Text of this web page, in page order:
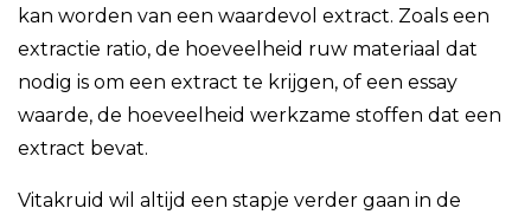
kan worden van een waardevol extract. Zoals een
extractie ratio, de hoeveelheid ruw materiaal dat
nodig is om een extract te krijgen, of een essay
waarde, de hoeveelheid werkzame stoffen dat een
extract bevat.
Vitakruid wil altijd een stapje verder gaan in de